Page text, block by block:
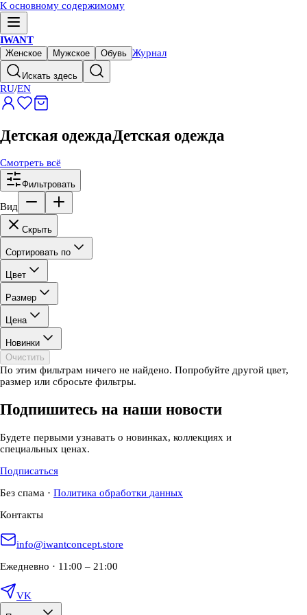
К основному содержимому
IWANT
Женское Мужское Обувь Журнал
Искать здесь
RU/EN
Детская одеждаДетская одежда
Смотреть всё
Фильтровать
Вид
Скрыть
Сортировать по
Цвет
Размер
Цена
Новинки
Очистить
По этим фильтрам ничего не найдено. Попробуйте другой цвет,
размер или сбросьте фильтры.
Подпишитесь на наши новости
Будете первыми узнавать о новинках, коллекциях и
специальных ценах.
Подписаться
Без спама · Политика обработки данных
Контакты
info@iwantconcept.store
Ежедневно · 11:00 – 21:00
VK